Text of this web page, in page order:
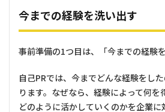
今までの経験を洗い出す
事前準備の1つ目は、「今までの経験
自己PRでは、今までどんな経験をし
ります。なぜなら、経験によって何を
どのように活かしていくのかを企業